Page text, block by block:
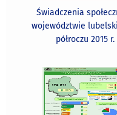
Świadczenia
województwie
półroczu 2015 r.